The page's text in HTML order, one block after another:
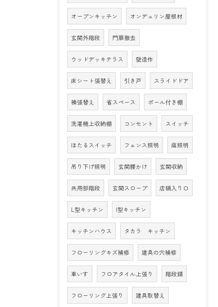
オープンキッチン オンデュリン屋根材
玄関外階段 門扉撤去
ウッドデッキテラス 壁造作
床シート張替え 引き戸 スライドドア
襖張替え 省スペース ポール付き棚
洗濯機上収納棚 コンセント スイッチ
ほたるスイッチ フェンス照明 庭照明
吊り下げ照明 玄関腰かけ 玄関収納
共用部階段 玄関スロープ 店舗入り口
L型キッチン I型キッチン
キッチンハウス タカラ キッチン
フローリングキズ補修 建具の穴補修
車いす フロアタイル上張り 階段錆
フローリング上張り 建具取替え